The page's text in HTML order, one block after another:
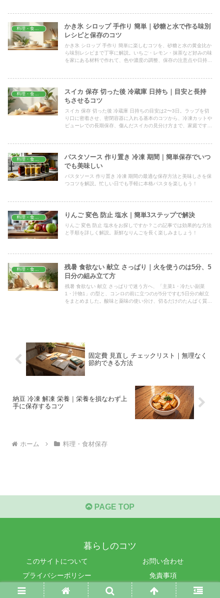
料理・食材保存
かき氷 シロップ 手作り 簡単｜砂糖と水で作る味別
レシピと保存のコツ
かき氷 シロップ 手作り 簡単に楽しむコツを、砂糖と水の黄金比か
ら味別レシピまで丁寧に解説。いちご・レモン・抹茶など好みの味
を家にある材料で作れて、色や濃度の調整、保存の注意点や日持ち
料理・食材保存
スイカ 保存 切った後 冷蔵庫 日持ち｜目安と長持
ちさせるコツ
スイカ 保存 切った後 冷蔵庫 日持ちの目安は2〜3日。ラップを切
り口に密着させ、密閉容器に入れる基本のコツから、冷凍カットや
ピューレでの長期保存、傷んだスイカの見分け方まで、家庭ですぐ
料理・食材保存
パスタソース 作り置き 冷凍 期間｜簡単保存でいつ
でも美味しい
パスタソース 作り置き 冷凍 期間の最適な保存方法と美味しさを保
つコツを解説。忙しい日でも手軽に本格パスタを楽しもう！
料理・食材保存 りんご 変色 防止 塩水｜簡単3ステップで解決
りんご 変色 防止 塩水をお探しですか？この記事では効果的な方法
と手順を詳しく解説。新鮮なりんごを長く楽しみましょう！
残暑 食欲ない 献立 さっぱり｜火を使うのは5分、5
日分の組み立て方
残暑 食欲ない 献立 さっぱりで迷う方へ、「主菜1・冷たい副菜
1・汁物1」の型と、コンロの前に立つのが5分ですむ5日分の献立
をまとめました。酸味と薬味の使い分け、切るだけのたんぱく質、
固定費 見直し チェックリスト｜無理なく
節約できる方法
納豆 冷凍 解凍 栄養｜栄養を損なわず上
手に保存するコツ
ホーム 料理・食材保存
PAGE TOP
暮らしのコツ
このサイトについて
お問い合わせ
プライバシーポリシー
免責事項
© 2025 暮らしのコツ.